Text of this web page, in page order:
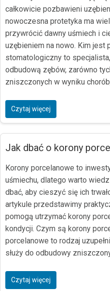
całkowicie pozbawieni
nowoczesna protetyka ma
przywrócić dawny uśmiech i
uzębieniem na nowo. Kim jest
stomatologiczny to
odbudową zębów, zarówno
zniszczonych w wyniku
Czytaj więcej
Jak dbać o korony
Korony porcelanowe to
uśmiechu, dlatego warto
dbać, aby cieszyć się ich
artykule przedstawimy
pomogą utrzymać korony
kondycji. Czym są korony
porcelanowe to rodzaj
służy do odbudowy
Czytaj więcej